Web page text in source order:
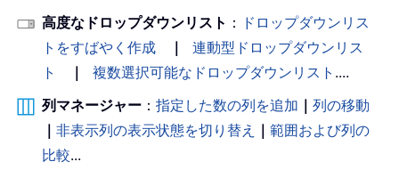
高度なドロップダウンリスト ： ドロップダウンリス
トをすばやく作成
｜
連動型ドロップダウンリス
ト
｜ 複数選択可能なドロップダウンリスト ....
列マネージャー ： 指定した数の列を追加 ｜ 列の移動
｜ 非表示列の表示状態を切り替え ｜ 範囲および列の
比較...